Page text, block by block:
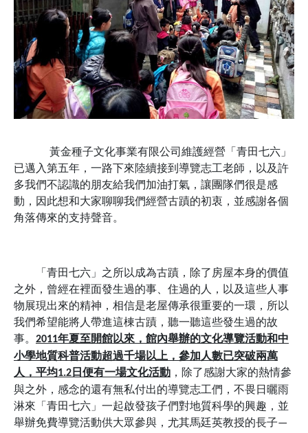
黃金種子文化事業有限公司維護經營「青田七六」
已邁入第五年，一路下來陸續接到導覽志工老師，以及許
多我們不認識的朋友給我們加油打氣，讓團隊們很是感
動，因此想和大家聊聊我們經營古蹟的初衷，並感謝各個
角落傳來的支持聲音。
「青田七六」之所以成為古蹟，除了房屋本身的價值
之外，曾經在裡面發生過的事、住過的人，以及這些人事
物展現出來的精神，相信是老屋傳承很重要的一環，所以
我們希望能將人帶進這棟古蹟，聽一聽這些發生過的故
事。 2011年夏至開館以來，館內舉辦的文化導覽活動和中
小學地質科普活動超過千場以上，參加人數已突破兩萬
人，平均1.2 日便有一場文化活動 ，除了感謝大家的熱情參
與之外，感念的還有無私付出的導覽志工們，不畏日曬雨
淋來「青田七六」一起啟發孩子們對地質科學的興趣，並
舉辦免費導覽活動供大眾參與，尤其馬廷英教授的長子—